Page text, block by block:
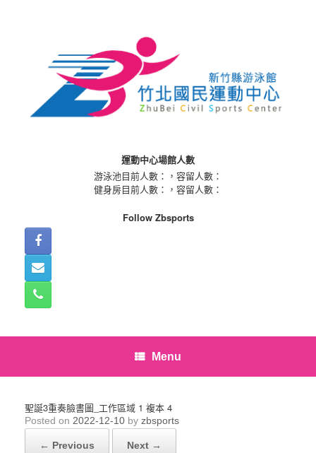
運動中心場館人數
游泳池目前人數：
，容留人數：
健身房目前人數：
，容留人數：
Follow Zbsports
Menu
聖誕3重奏臉書圖_工作區域 1 複本 4
Posted on 2022-12-10 by zbsports
← Previous Next →